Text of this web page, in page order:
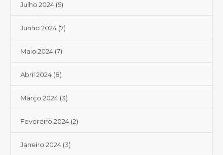
Julho 2024 (5)
Junho 2024 (7)
Maio 2024 (7)
Abril 2024 (8)
Março 2024 (3)
Fevereiro 2024 (2)
Janeiro 2024 (3)